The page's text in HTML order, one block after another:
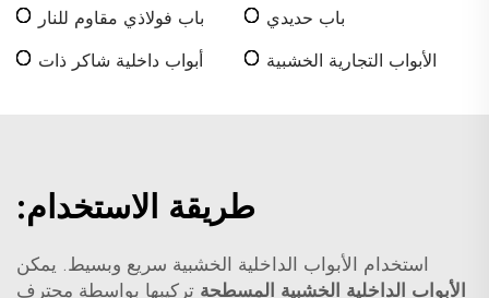
باب حديدي
باب فولاذي مقاوم للنار
الأبواب التجارية الخشبية
أبواب داخلية شاكر ذات
طريقة الاستخدام:
استخدام الأبواب الداخلية الخشبية سريع وبسيط. يمكن
الأبواب الداخلية الخشبية المسطحة تركيبها بواسطة محترف